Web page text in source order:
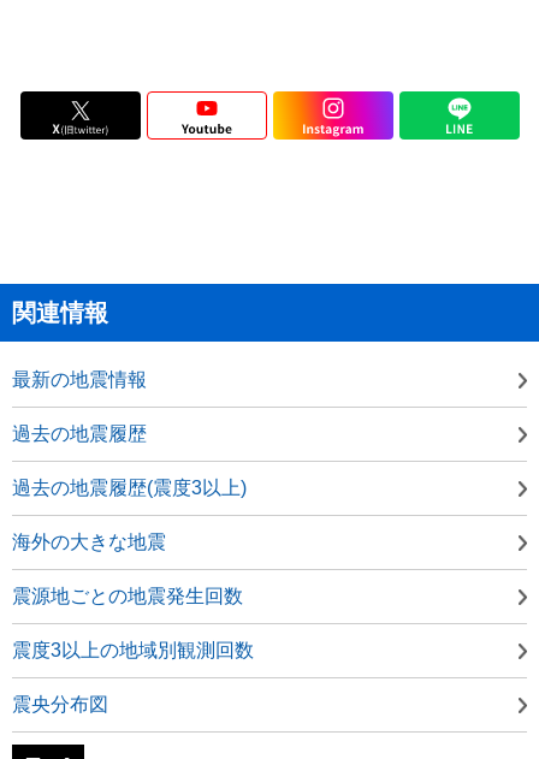
関連情報
最新の地震情報
過去の地震履歴
過去の地震履歴(震度3以上)
海外の大きな地震
震源地ごとの地震発生回数
震度3以上の地域別観測回数
震央分布図